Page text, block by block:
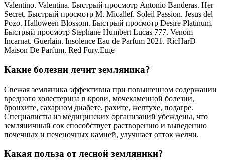
Valentino. Valentina. Быстрый просмотр Antonio Banderas. Her
Secret. Быстрый просмотр M. Micallef. Soleil Passion. Jesus del
Pozo. Halloween Blossom. Быстрый просмотр Desire Platinum.
Быстрый просмотр Stephane Humbert Lucas 777. Venom
Incarnat. Guerlain. Insolence Eau de Parfum 2021. RicHarD
Maison De Parfum. Red Fury.Ещё
Какие болезни лечит земляника?
Свежая земляника эффективна при повышенном содержании
вредного холестерина в крови, мочекаменной болезни,
бронхите, сахарном диабете, рахите, желтухе, подагре.
Специалисты из медицинских организаций убеждены, что
земляничный сок способствует растворению и выведению
почечных и печеночных камней, улучшает отток желчи.
Какая польза от лесной земляники?